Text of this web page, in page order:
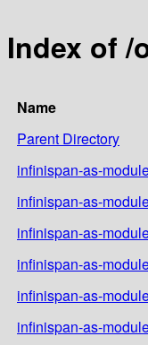
Index of /
Name
Parent Directory
infinispan-as-
infinispan-as-
infinispan-as-
infinispan-as-
infinispan-as-
infinispan-as-